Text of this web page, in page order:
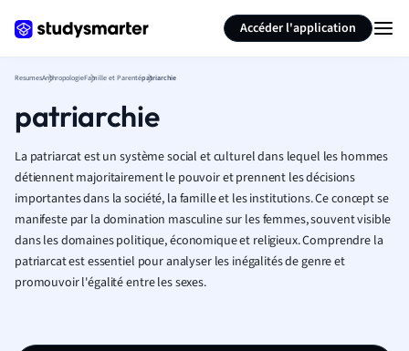
Accéder l'application
ResumesAnthropologieFamille et Parentépatriarchie
patriarchie
La patriarcat est un système social et culturel dans lequel les hommes
détiennent majoritairement le pouvoir et prennent les décisions
importantes dans la société, la famille et les institutions. Ce concept se
manifeste par la domination masculine sur les femmes, souvent visible
dans les domaines politique, économique et religieux. Comprendre la
patriarcat est essentiel pour analyser les inégalités de genre et
promouvoir l'égalité entre les sexes.
Résumer la page